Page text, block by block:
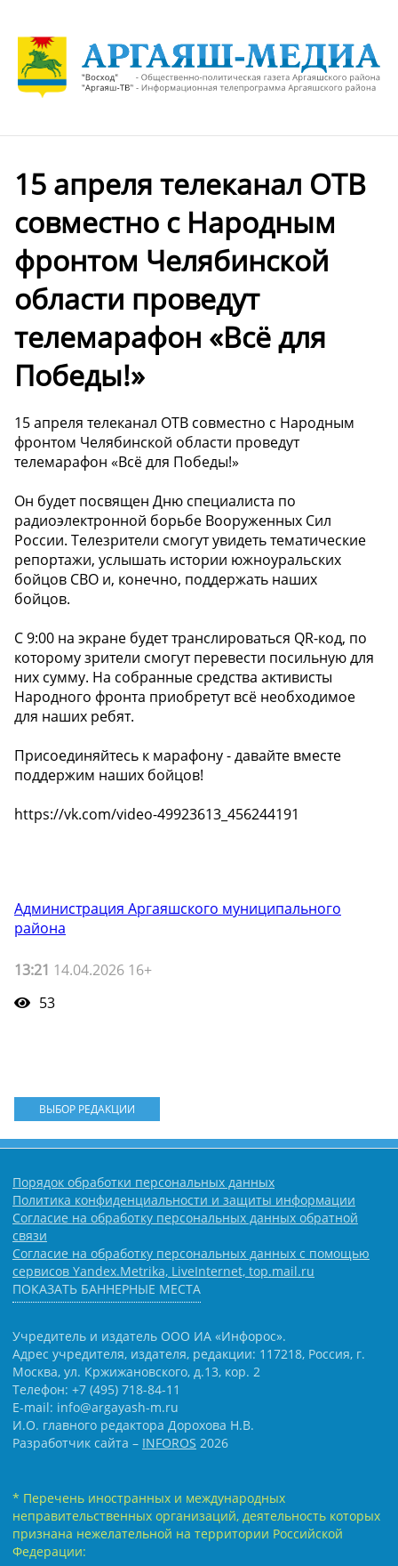
15 апреля телеканал ОТВ
совместно с Народным
фронтом Челябинской
области проведут
телемарафон «Всё для
Победы!»
15 апреля телеканал ОТВ совместно с Народным
фронтом Челябинской области проведут
телемарафон «Всё для Победы!»
Он будет посвящен Дню специалиста по
радиоэлектронной борьбе Вооруженных Сил
России. Телезрители смогут увидеть тематические
репортажи, услышать истории южноуральских
бойцов СВО и, конечно, поддержать наших
бойцов.
С 9:00 на экране будет транслироваться QR-код, по
которому зрители смогут перевести посильную для
них сумму. На собранные средства активисты
Народного фронта приобретут всё необходимое
для наших ребят.
Присоединяйтесь к марафону - давайте вместе
поддержим наших бойцов!
https://vk.com/video-49923613_456244191
Администрация Аргаяшского муниципального
района
13:21 14.04.2026 16+
53
ВЫБОР РЕДАКЦИИ
Порядок обработки персональных данных
Политика конфиденциальности и защиты информации
Согласие на обработку персональных данных обратной
связи
Согласие на обработку персональных данных с помощью
сервисов Yandex.Metrika, LiveInternet, top.mail.ru
ПОКАЗАТЬ БАННЕРНЫЕ МЕСТА
Учредитель и издатель ООО ИА «Инфорос».
Адрес учредителя, издателя, редакции: 117218, Россия, г.
Москва, ул. Кржижановского, д.13, кор. 2
Телефон: +7 (495) 718-84-11
E-mail: info@argayash-m.ru
И.О. главного редактора Дорохова Н.В.
Разработчик сайта – INFOROS 2026
* Перечень иностранных и международных
неправительственных организаций, деятельность которых
признана нежелательной на территории Российской
Федерации: